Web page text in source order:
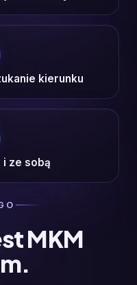
kierunku
i ze sobą
MKM